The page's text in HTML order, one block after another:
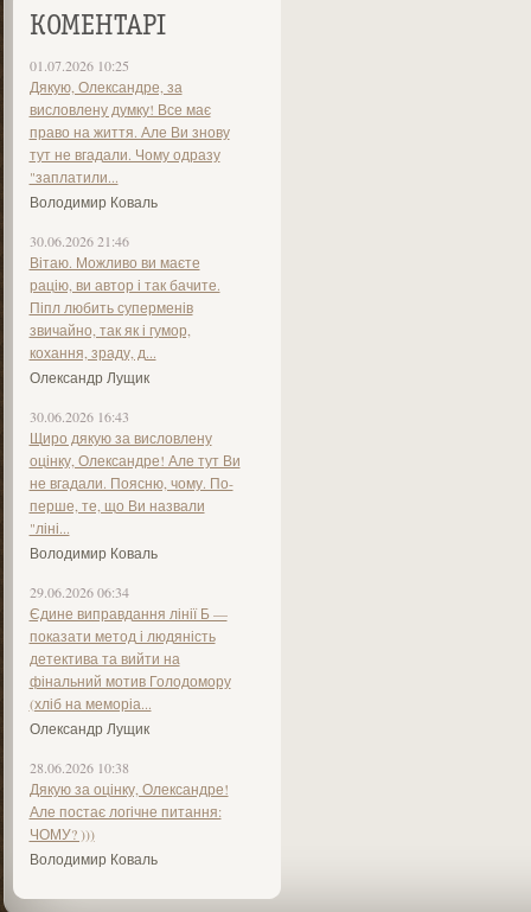
КОМЕНТАРІ
01.07.2026 10:25
Дякую, Олександре, за
висловлену думку! Все має
право на життя. Але Ви знову
тут не вгадали. Чому одразу
"заплатили...
Володимир Коваль
30.06.2026 21:46
Вітаю. Можливо ви маєте
рацію, ви автор і так бачите.
Піпл любить суперменів
звичайно, так як і гумор,
кохання, зраду, д...
Олександр Лущик
30.06.2026 16:43
Щиро дякую за висловлену
оцінку, Олександре! Але тут Ви
не вгадали. Поясню, чому. По-
перше, те, що Ви назвали
"ліні...
Володимир Коваль
29.06.2026 06:34
Єдине виправдання лінії Б —
показати метод і людяність
детектива та вийти на
фінальний мотив Голодомору
(хліб на меморіа...
Олександр Лущик
28.06.2026 10:38
Дякую за оцінку, Олександре!
Але постає логічне питання:
ЧОМУ? )))
Володимир Коваль